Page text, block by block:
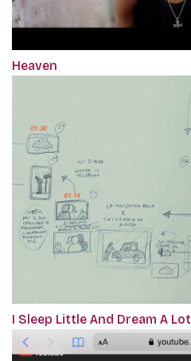
Heaven
I Sleep Little And Dream A Lot